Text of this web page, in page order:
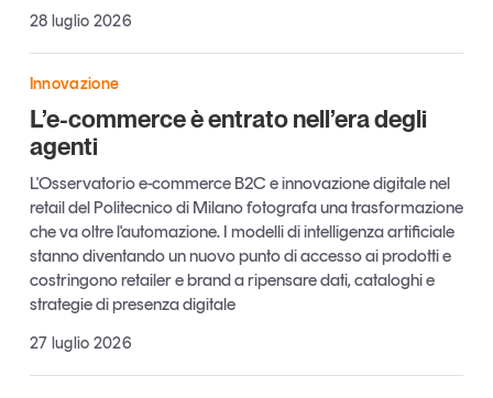
Tendenze è il magazine di GS1 Italy che racconta in
modo indipendente il cambiamento e le sfide del largo
consumo e dell’economia a professionisti e
consumatori
GS1 Italy GS1 Italy GS1 Italy
Tendenze
28 luglio 2026
Innovazione
L’e-commerce è entrato nell’era degli
agenti
L'Osservatorio e-commerce B2C e innovazione digitale nel
retail del Politecnico di Milano fotografa una trasformazione
che va oltre l'automazione. I modelli di intelligenza artificiale
stanno diventando un nuovo punto di accesso ai prodotti e
costringono retailer e brand a ripensare dati, cataloghi e
strategie di presenza digitale
27 luglio 2026